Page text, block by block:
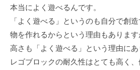
本当によく遊べるんです。
「よく遊べる」というのも⾃分で創
物を作れるからという理由もありま
⾼さも「よく遊べる」という理由にあ
レゴブロックの耐久性はとても⾼く